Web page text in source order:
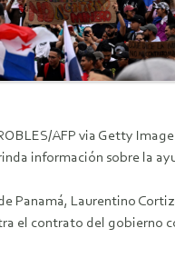
AFP via Getty
información sobre la
Panamá, Laurentino
el contrato del gobierno